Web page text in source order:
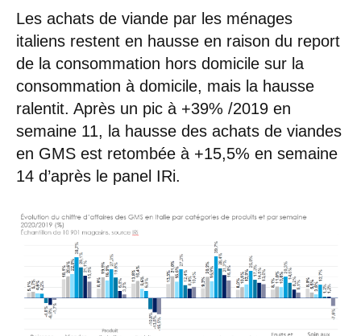
Les achats de viande par les ménages
italiens restent en hausse en raison du report
de la consommation hors domicile sur la
consommation à domicile, mais la hausse
ralentit. Après un pic à +39% /2019 en
semaine 11, la hausse des achats de viandes
en GMS est retombée à +15,5% en semaine
14 d’après le panel IRi.